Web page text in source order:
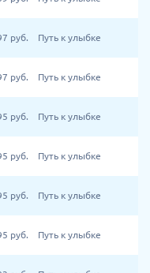
руб. Путь к улыбке
руб. Путь к улыбке
руб. Путь к улыбке
руб. Путь к улыбке
руб. Путь к улыбке
руб. Путь к улыбке